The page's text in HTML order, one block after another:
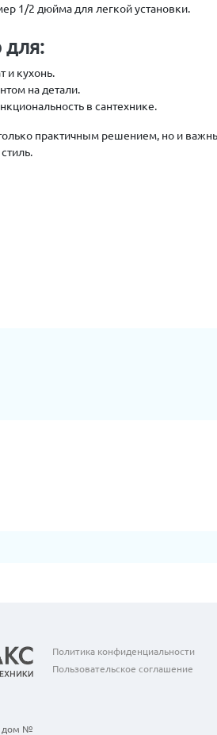
1/2 дюйма для легкой установки.
для:
и кухонь.
на детали.
в сантехнике.
практичным решением, но и
дом №
Политика конфиденциальности
Пользовательское соглашение